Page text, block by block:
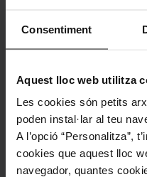
Consentiment
Aquest lloc web utilitza
Les cookies són petits
poden instal·lar al teu
A l’opció “Personalitza”,
cookies que aquest lloc
navegador, quantes
Passeig de Santa